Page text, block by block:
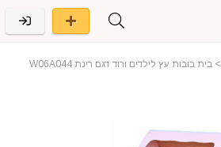
> בית בובות עץ לילדים ורוד דגם רינת W06A044